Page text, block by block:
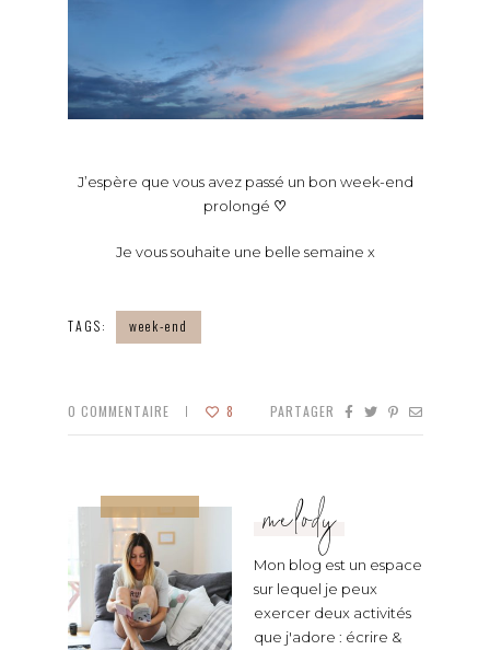
J’espère que vous avez passé un bon week-end
prolongé ♡
Je vous souhaite une belle semaine x
TAGS: week-end
0 COMMENTAIRE 8 PARTAGER
melody
Mon blog est un espace
sur lequel je peux
exercer deux activités
que j'adore : écrire &